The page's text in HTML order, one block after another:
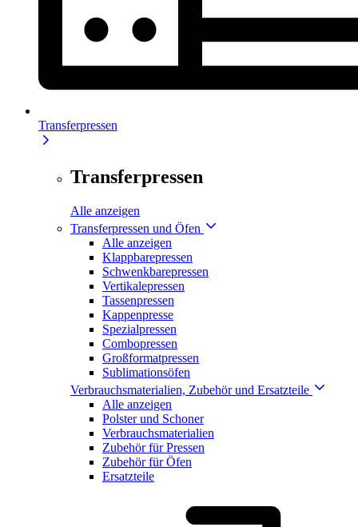
Transferpressen
Transferpressen
Alle anzeigen
Transferpressen und Öfen
Alle anzeigen
Klappbarepressen
Schwenkbarepressen
Vertikalepressen
Tassenpressen
Kappenpresse
Spezialpressen
Combopressen
Großformatpressen
Sublimationsöfen
Verbrauchsmaterialien, Zubehör und Ersatzteile
Alle anzeigen
Polster und Schoner
Verbrauchsmaterialien
Zubehör für Pressen
Zubehör für Öfen
Ersatzteile